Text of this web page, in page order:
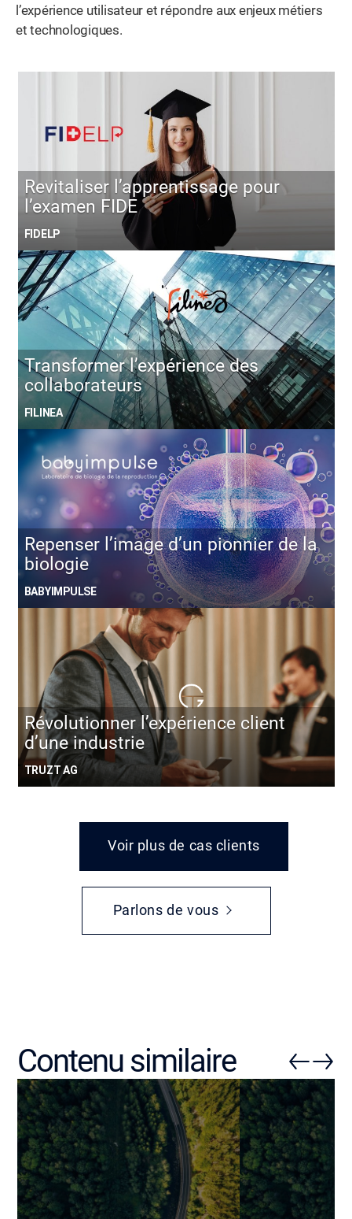
l’expérience utilisateur et répondre aux enjeux métiers
et technologiques.
Revitaliser l’apprentissage pour
l’examen FIDE
FIDELP
Transformer l’expérience des
collaborateurs
FILINEA
Repenser l’image d’un pionnier de la
biologie
BABYIMPULSE
Révolutionner l’expérience client
d’une industrie
TRUZT AG
Voir plus de cas clients
Parlons de vous
Contenu similaire